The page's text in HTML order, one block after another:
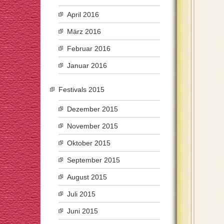
April 2016
März 2016
Februar 2016
Januar 2016
Festivals 2015
Dezember 2015
November 2015
Oktober 2015
September 2015
August 2015
Juli 2015
Juni 2015